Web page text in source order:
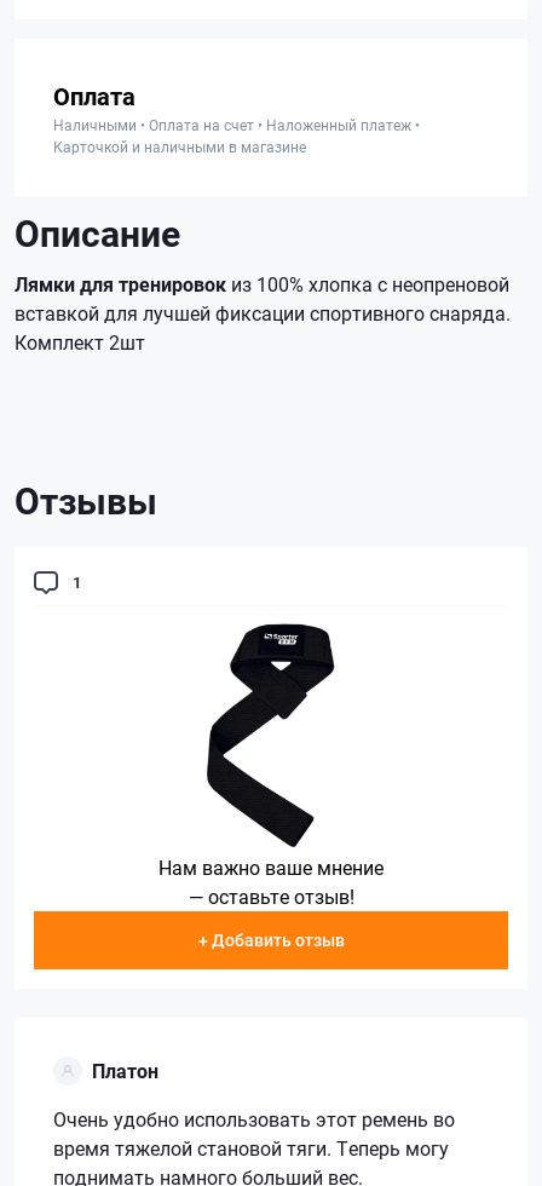
Оплата
Наличными • Оплата на счет • Наложенный платеж •
Карточкой и наличными в магазине
Описание
Лямки для тренировок из 100% хлопка с неопреновой
вставкой для лучшей фиксации спортивного снаряда.
Комплект 2шт
Отзывы
1
Нам важно ваше мнение
— оставьте отзыв!
+ Добавить отзыв
Платон
Очень удобно использовать этот ремень во
время тяжелой становой тяги. Теперь могу
поднимать намного больший вес.